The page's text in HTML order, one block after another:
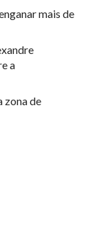
mais de
a
zona de